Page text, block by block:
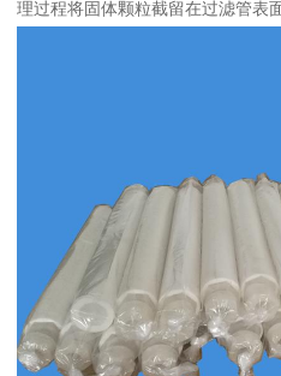
理过程将固体颗粒截留在过滤管表